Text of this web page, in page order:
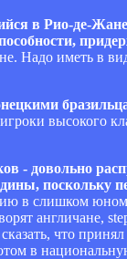
в Рио-де-
Надо иметь в
высокого
- довольно
поскольку
в слишком
англичане,
что
в